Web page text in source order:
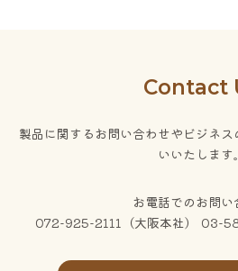
Contact
製品に関するお問い合わせやビジネ
いいたします。
お電話でのお問い
072-925-2111（大阪本社） 03-